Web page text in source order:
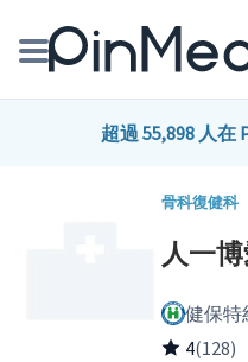
線上預約醫師、院所
我
超過 55,898 人在
骨科復健科
人一
健保特
4(128)